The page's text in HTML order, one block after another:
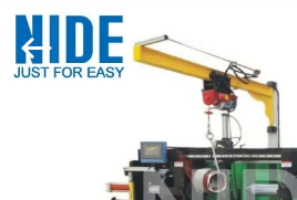
ΠΡΟΪΌΝΤΑ
Nide
Rights